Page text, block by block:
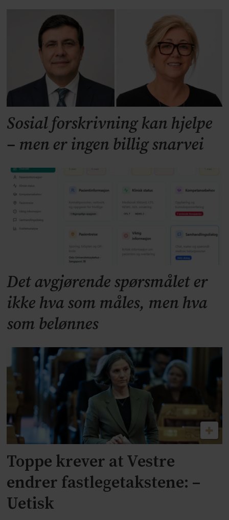
Sosial forskrivning kan hjelpe
– men er ingen billig snarvei
Det avgjørende spørsmålet er
ikke hva som måles, men hva
som belønnes
Toppe krever at Vestre
endrer fastlegetakstene: –
Uetisk